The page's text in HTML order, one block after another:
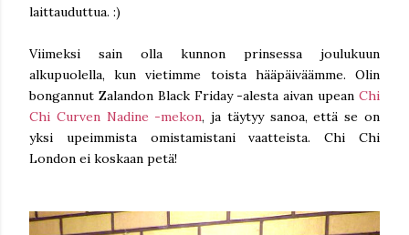
laittauduttua. :)
Viimeksi sain olla kunnon prinsessa joulukuun
alkupuolella, kun vietimme toista hääpäiväämme. Olin
bongannut Zalandon Black Friday -alesta aivan upean Chi
Chi Curven Nadine -mekon, ja täytyy sanoa, että se on
yksi upeimmista omistamistani vaatteista. Chi Chi
London ei koskaan petä!